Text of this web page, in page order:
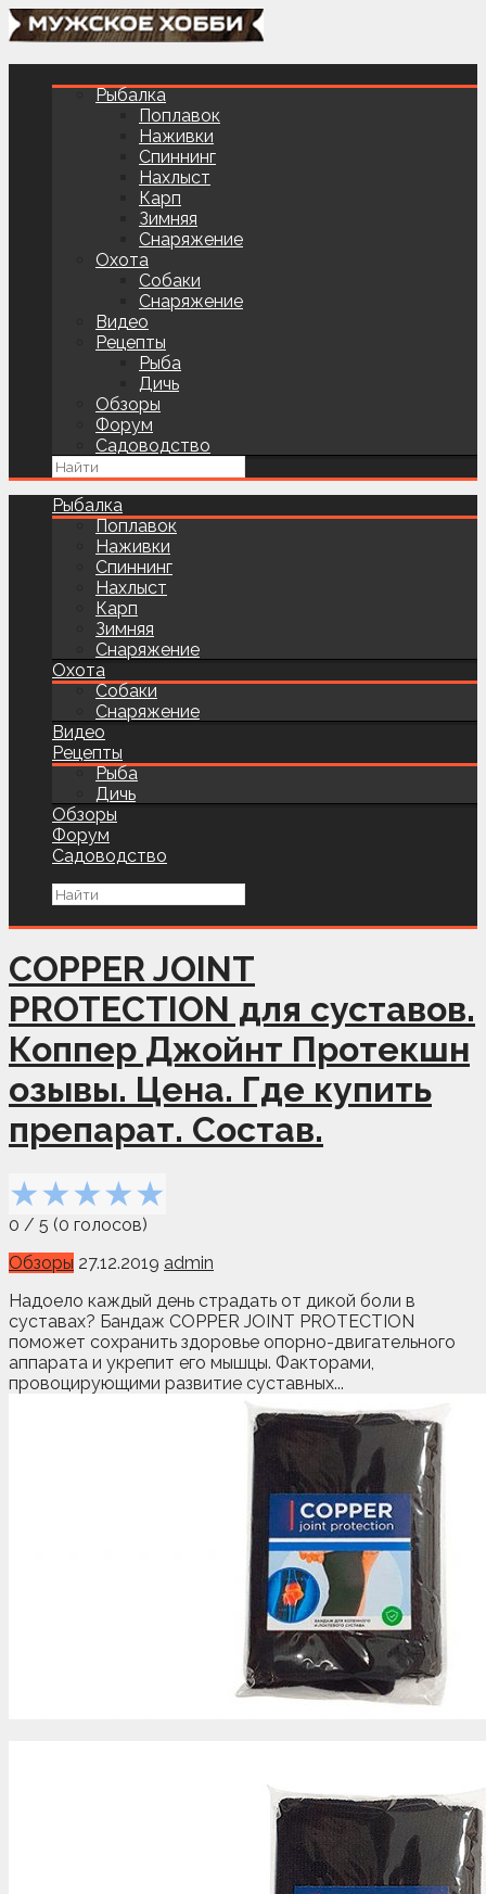
Рыбалка
Поплавок
Наживки
Спиннинг
Нахлыст
Карп
Зимняя
Снаряжение
Охота
Собаки
Снаряжение
Видео
Рецепты
Рыба
Дичь
Обзоры
Форум
Садоводство
Рыбалка
Поплавок
Наживки
Спиннинг
Нахлыст
Карп
Зимняя
Снаряжение
Охота
Собаки
Снаряжение
Видео
Рецепты
Рыба
Дичь
Обзоры
Форум
Садоводство
COPPER JOINT
PROTECTION для суставов.
Коппер Джойнт Протекшн
озывы. Цена. Где купить
препарат. Состав.
★★★★★
0 / 5 (0 голосов)
Обзоры 27.12.2019 admin
Надоело каждый день страдать от дикой боли в
суставах? Бандаж COPPER JOINT PROTECTION
поможет сохранить здоровье опорно-двигательного
аппарата и укрепит его мышцы. Факторами,
провоцирующими развитие суставных...